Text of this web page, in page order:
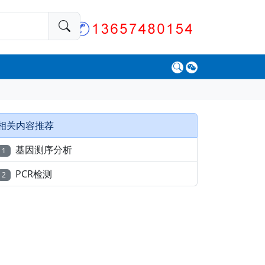
关内容推荐
1 基因测序分析
2 PCR检测